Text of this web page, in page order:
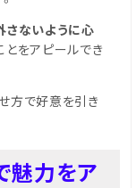
さないように心
とをアピールでき
方で好意を引き
魅力をア